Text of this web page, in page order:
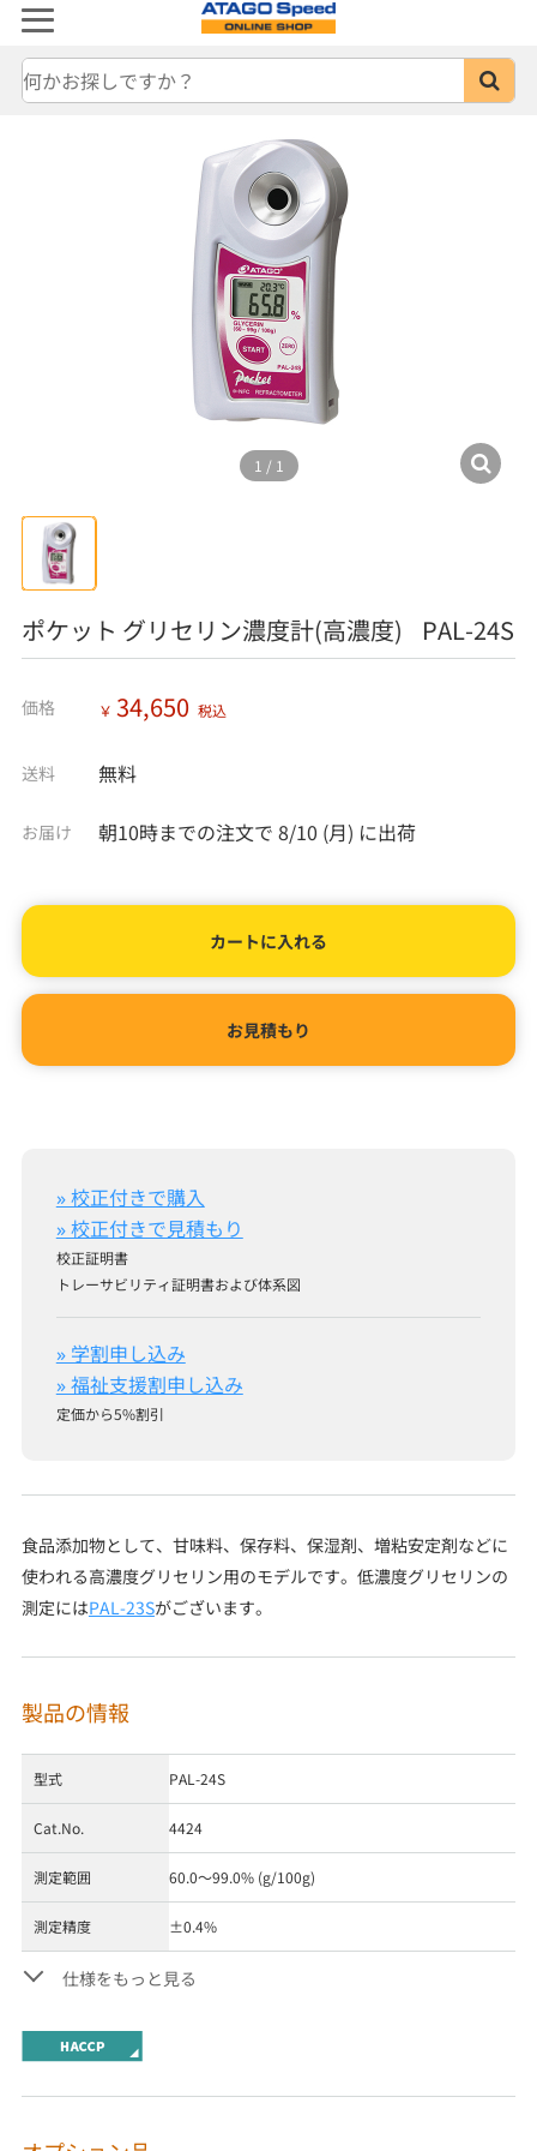
1 / 1
ポケット グリセリン濃度計(高濃度) PAL-24S
価格 ￥ 34,650 税込
送料 無料
お届け 朝10時までの注文で 8/10 (月) に出荷
カートに入れる
お見積もり
» 校正付きで購入
» 校正付きで見積もり
校正証明書
トレーサビリティ証明書および体系図
» 学割申し込み
» 福祉支援割申し込み
定価から5%割引
食品添加物として、甘味料、保存料、保湿剤、増粘安定剤などに
使われる高濃度グリセリン用のモデルです。低濃度グリセリンの
測定にはPAL-23Sがございます。
製品の情報
型式 PAL-24S
Cat.No. 4424
測定範囲 60.0～99.0% (g/100g)
測定精度 ±0.4%
仕様をもっと見る